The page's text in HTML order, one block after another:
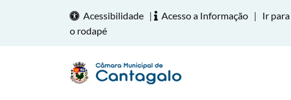
Acessibilidade | Acesso a Informação | Ir
o rodapé